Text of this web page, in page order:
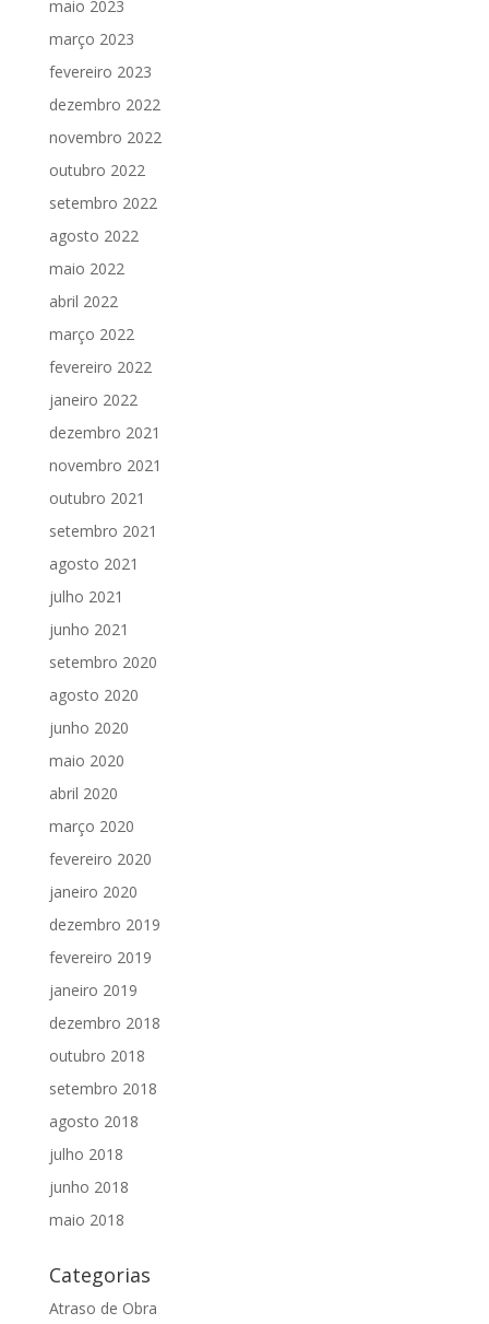
maio 2023
março 2023
fevereiro 2023
dezembro 2022
novembro 2022
outubro 2022
setembro 2022
agosto 2022
maio 2022
abril 2022
março 2022
fevereiro 2022
janeiro 2022
dezembro 2021
novembro 2021
outubro 2021
setembro 2021
agosto 2021
julho 2021
junho 2021
setembro 2020
agosto 2020
junho 2020
maio 2020
abril 2020
março 2020
fevereiro 2020
janeiro 2020
dezembro 2019
fevereiro 2019
janeiro 2019
dezembro 2018
outubro 2018
setembro 2018
agosto 2018
julho 2018
junho 2018
maio 2018
Categorias
Atraso de Obra